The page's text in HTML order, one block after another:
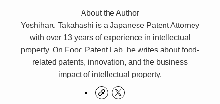
About the Author
Yoshiharu Takahashi is a Japanese Patent Attorney
with over 13 years of experience in intellectual
property. On Food Patent Lab, he writes about food-
related patents, innovation, and the business
impact of intellectual property.